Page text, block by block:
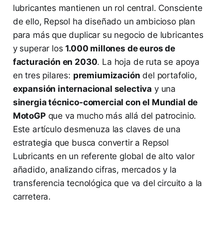
lubricantes mantienen un rol central. Consciente
de ello, Repsol ha diseñado un ambicioso plan
para más que duplicar su negocio de lubricantes
y superar los1.000 millones de euros de
facturación en 2030. La hoja de ruta se apoya
en tres pilares: premiumización del portafolio,
expansión internacional selectiva y una
sinergia técnico-comercial con el Mundial de
MotoGPque va mucho más allá del patrocinio.
Este artículo desmenuza las claves de una
estrategia que busca convertir a Repsol
Lubricants en un referente global de alto valor
añadido, analizando cifras, mercados y la
transferencia tecnológica que va del circuito a la
carretera.